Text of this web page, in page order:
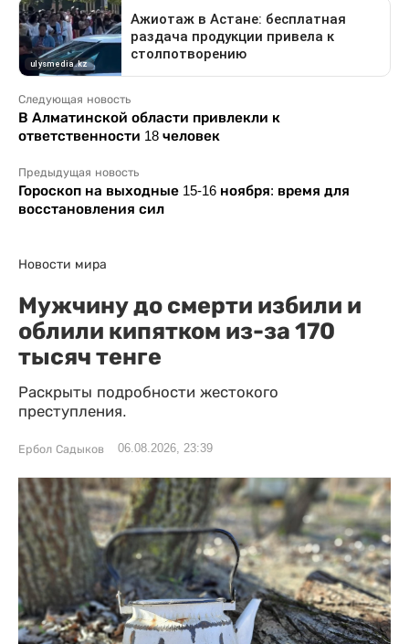
Следующая новость
В Алматинской области привлекли к
ответственности 18 человек
Предыдущая новость
Гороскоп на выходные 15-16 ноября: время для
восстановления сил
Новости мира
Мужчину до смерти избили и
облили кипятком из-за 170
тысяч тенге
Раскрыты подробности жестокого
преступления.
Ербол Садыков 06.08.2026, 23:39